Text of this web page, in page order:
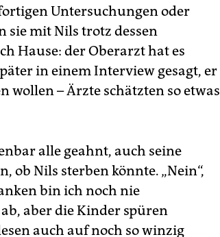
Untersuchungen oder
sie mit Nils trotz dessen
Hause: der Oberarzt hat es
in einem Interview gesagt, er
wollen – Ärzte schätzten so etwas
alle geahnt, auch seine
ob Nils sterben könnte. „Nein“,
bin ich noch nie
aber die Kinder spüren
auch auf noch so winzig